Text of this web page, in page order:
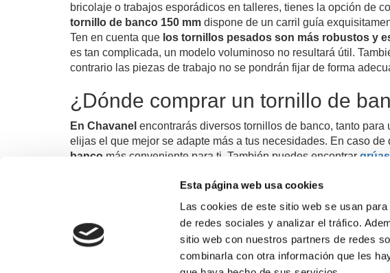
Esta página web usa cookies
Las cookies de este sitio web se usan
de redes sociales y analizar el tráfico.
sitio web con nuestros partners de redes
combinarla con otra información que les
bricolaje o trabajos esporádicos en talleres, tienes la opción de
tornillo de banco 150 mm dispone de un carril guía
Ten en cuenta que los tornillos pesados son más robustos y
es tan complicada, un modelo voluminoso no resultará útil.
contrario las piezas de trabajo no se pondrán fijar de forma
¿Dónde comprar un tornillo de
En Chavanel encontrarás diversos tornillos de banco, tanto
elijas el que mejor se adapte más a tus necesidades. En caso de
banco más conveniente para ti. También puedes encontrar
Formas de pago